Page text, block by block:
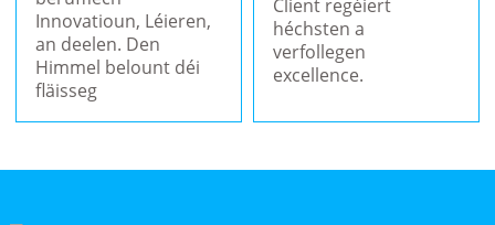
Innovatioun, Léieren,
an deelen. Den
Himmel belount déi
fläisseg
Client regéiert
héchsten a
verfollegen
excellence.